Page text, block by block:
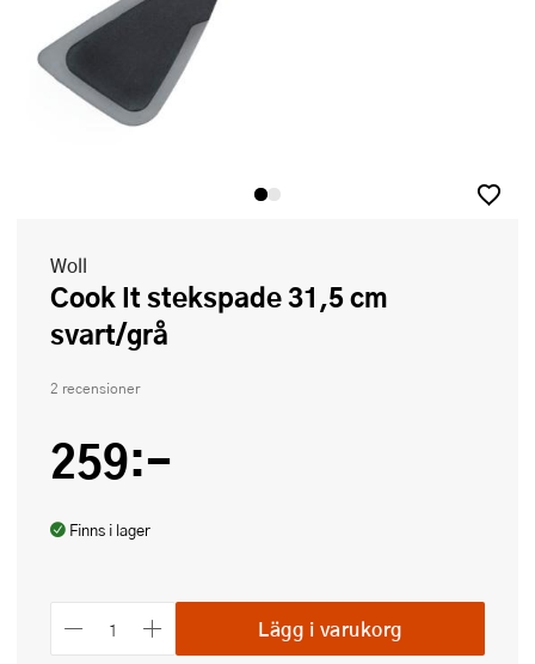
Woll
Cook It stekspade 31,5 cm
svart/grå
2 recensioner
259:-
Finns i lager
Lägg i varukorg